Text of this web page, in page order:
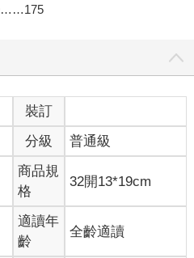
裝訂
分級 普通級
商品規
格
32開13*19cm
適讀年
齡
全齡適讀